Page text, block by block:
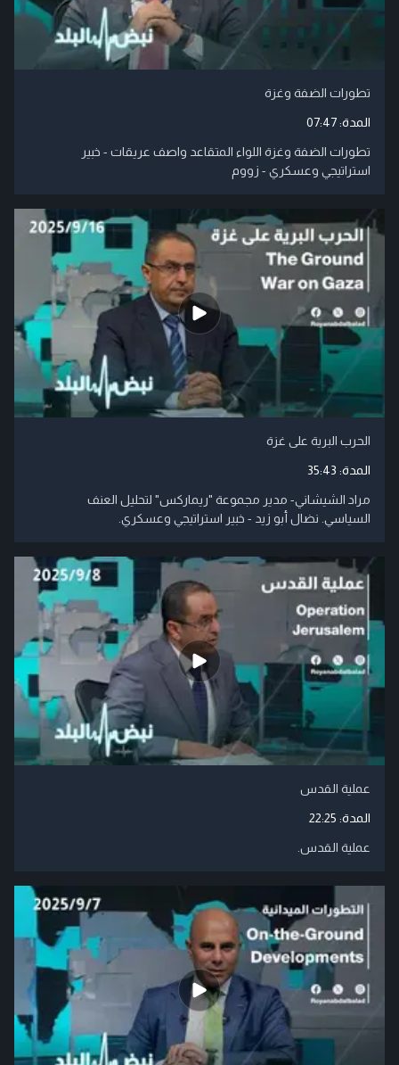
تطورات الضفة وغزة
المدة:07:47
تطورات الضفة وغزة اللواء المتقاعد واصف عريقات - خبير
استراتيجي وعسكري - زووم
الحرب البرية على غزة
المدة: 35:43
مراد الشيشاني- مدير مجموعة "ريماركس" لتحليل العنف
السياسي. نضال أبو زيد - خبير استراتيجي وعسكري.
عملية القدس
المدة: 22:25
عملية القدس.